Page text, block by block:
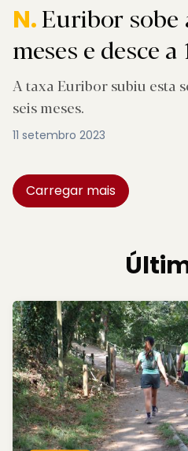
N.Euribor sobe
meses e desce a
A taxa Euribor subiu esta
seis meses.
11 setembro 2023
Carregar mais